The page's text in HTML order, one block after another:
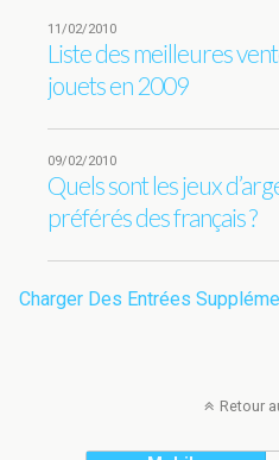
11/02/2010
Liste des meilleures
jouets en 2009
09/02/2010
Quels sont les jeux
préférés des français ?
Charger Des Entrées
Retour